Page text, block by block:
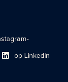
Link naar sociaal
op LinkedIn